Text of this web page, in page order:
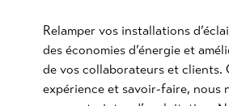
Relamper vos installations
des économies d’énergie et
de vos collaborateurs et clients.
expérience et savoir-faire, nous